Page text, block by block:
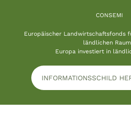
CONSEMI
Europäischer Landwirtschaftsfonds
ländlichen
Europa investiert in
INFORMATIONSSCHILD